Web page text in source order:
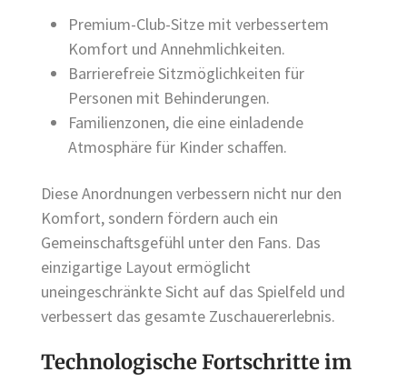
Premium-Club-Sitze mit verbessertem
Komfort und Annehmlichkeiten.
Barrierefreie Sitzmöglichkeiten für
Personen mit Behinderungen.
Familienzonen, die eine einladende
Atmosphäre für Kinder schaffen.
Diese Anordnungen verbessern nicht nur den
Komfort, sondern fördern auch ein
Gemeinschaftsgefühl unter den Fans. Das
einzigartige Layout ermöglicht
uneingeschränkte Sicht auf das Spielfeld und
verbessert das gesamte Zuschauererlebnis.
Technologische Fortschritte im